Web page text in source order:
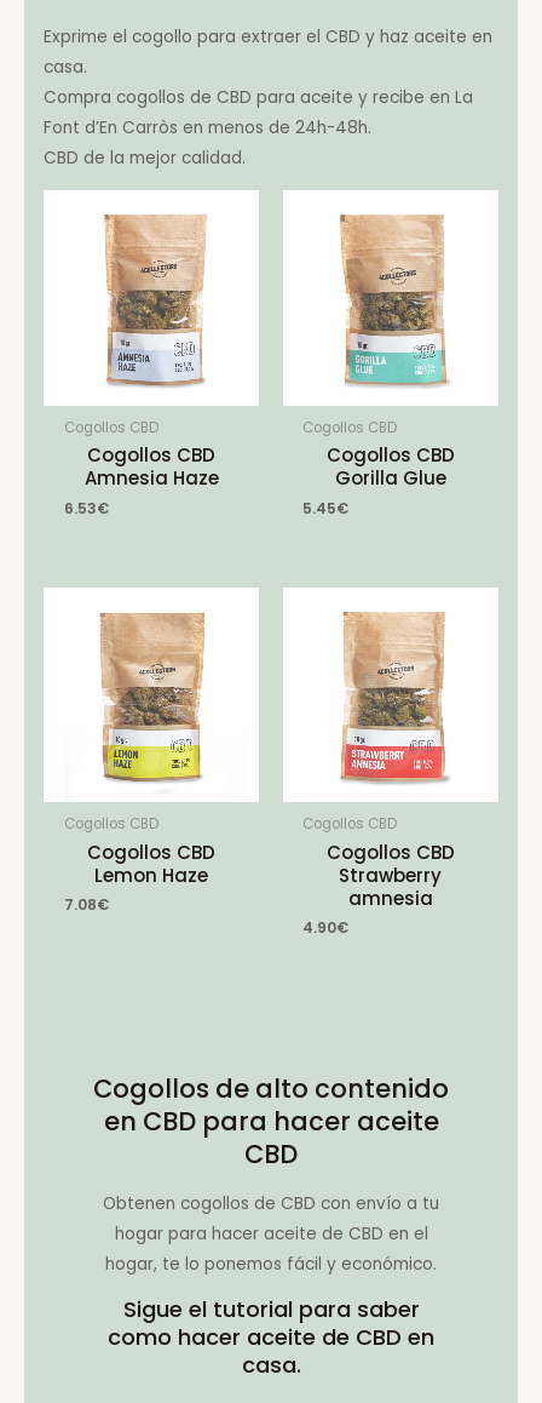
Exprime el cogollo para extraer el CBD y haz aceite en
casa.
Compra cogollos de CBD para aceite y recibe en La
Font d’En Carròs en menos de 24h-48h.
CBD de la mejor calidad.
Cogollos CBD
Cogollos CBD
Amnesia Haze
6.53€
Cogollos CBD
Cogollos CBD
Gorilla Glue
5.45€
Cogollos CBD
Cogollos CBD
Lemon Haze
7.08€
Cogollos CBD
Cogollos CBD
Strawberry
amnesia
4.90€
Cogollos de alto contenido
en CBD para hacer aceite
CBD
Obtenen cogollos de CBD con envío a tu
hogar para hacer aceite de CBD en el
hogar, te lo ponemos fácil y económico.
Sigue el tutorial para saber
como hacer aceite de CBD en
casa.